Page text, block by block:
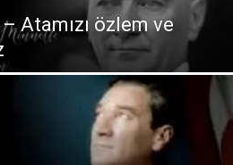
Atamızı özlem ve